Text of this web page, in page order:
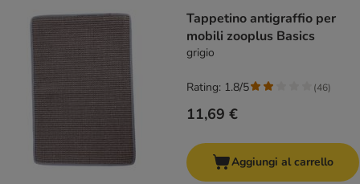
Tappetino antigraffio per
mobili zooplus Basics
grigio
11,69 €
Rating: 1.8/5 (46)
Aggiungi al carrello